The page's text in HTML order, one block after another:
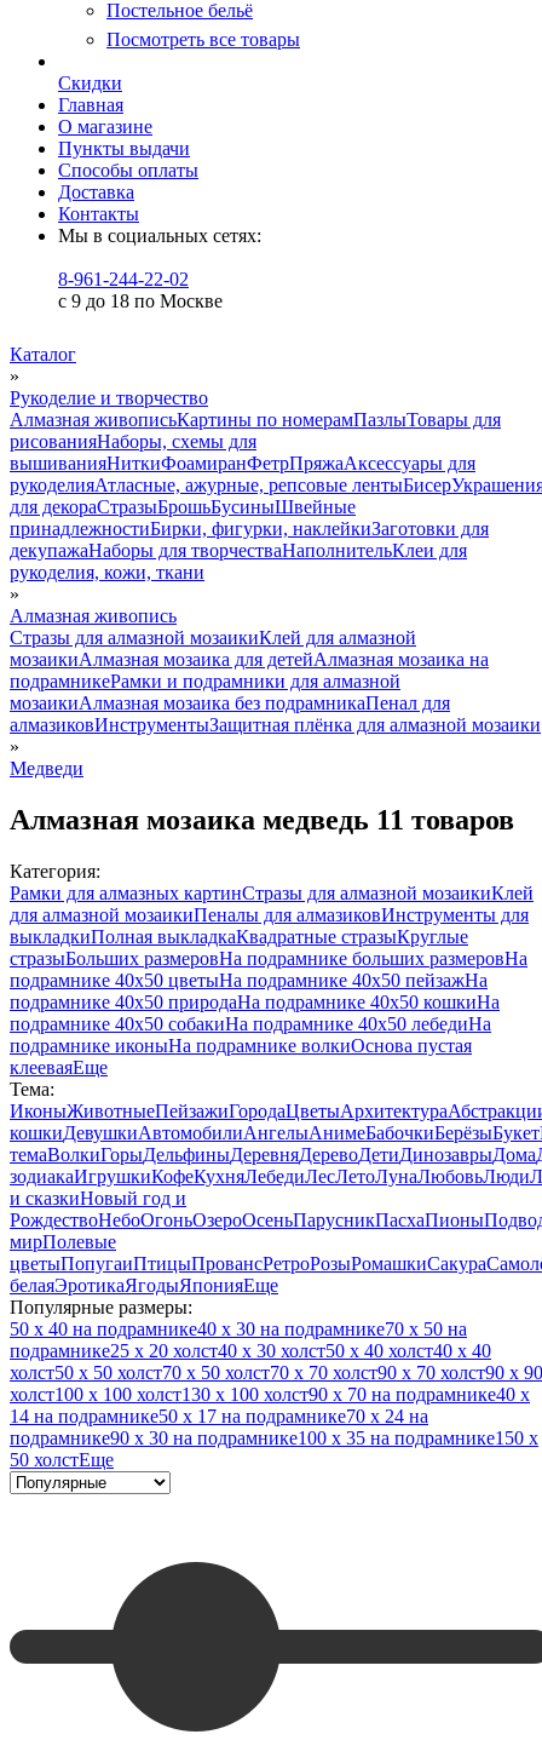
Постельное бельё
Посмотреть все товары
Скидки
Главная
О магазине
Пункты выдачи
Способы оплаты
Доставка
Контакты
Мы в социальных сетях:
8-961-244-22-02
с 9 до 18 по Москве
Каталог
»
Рукоделие и творчество
Алмазная живописьКартины по номерамПазлыТовары для
рисованияНаборы, схемы для
вышиванияНиткиФоамиранФетрПряжаАксессуары для
рукоделияАтласные, ажурные, репсовые лентыБисер
для декораСтразыБрошьБусиныШвейные
принадлежностиБирки, фигурки, наклейкиЗаготовки для
декупажаНаборы для творчестваНаполнительКлеи для
рукоделия, кожи, ткани
»
Алмазная живопись
Стразы для алмазной мозаикиКлей для алмазной
мозаикиАлмазная мозаика для детейАлмазная мозаика на
подрамникеРамки и подрамники для алмазной
мозаикиАлмазная мозаика без подрамникаПенал для
алмазиковИнструментыЗащитная плёнка для алмазной мозаики
»
Медведи
Алмазная мозаика медведь 11 товаров
Категория:
Рамки для алмазных картинСтразы для алмазной мозаикиКлей
для алмазной мозаикиПеналы для алмазиковИнструменты для
выкладкиПолная выкладкаКвадратные стразыКруглые
стразыБольших размеровНа подрамнике больших размеровНа
подрамнике 40х50 цветыНа подрамнике 40х50 пейзажНа
подрамнике 40х50 природаНа подрамнике 40х50 кошкиНа
подрамнике 40х50 собакиНа подрамнике 40х50 лебедиНа
подрамнике иконыНа подрамнике волкиОснова пустая
клееваяЕще
Тема:
ИконыЖивотныеПейзажиГородаЦветыАрхитектура
кошкиДевушкиАвтомобилиАнгелыАнимеБабочкиБерёзыБукет
темаВолкиГорыДельфиныДеревняДеревоДетиДинозаврыДома
зодиакаИгрушкиКофеКухняЛебедиЛесЛетоЛунаЛюбовьЛюди
и сказкиНовый год и
РождествоНебоОгоньОзероОсеньПарусникПасхаПионы
мирПолевые
цветыПопугаиПтицыПровансРетроРозыРомашкиСакура
белаяЭротикаЯгодыЯпонияЕще
Популярные размеры:
50 x 40 на подрамнике40 x 30 на подрамнике70 x 50 на
подрамнике25 x 20 холст40 x 30 холст50 x 40 холст40 x 40
холст50 x 50 холст70 x 50 холст70 x 70 холст90 x 70 холст90 x 90
холст100 x 100 холст130 x 100 холст90 x 70 на подрамнике40 x
14 на подрамнике50 x 17 на подрамнике70 x 24 на
подрамнике90 x 30 на подрамнике100 x 35 на подрамнике150 x
50 холстЕще